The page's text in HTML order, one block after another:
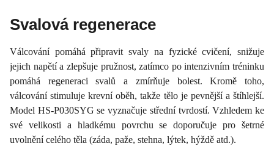
Svalová regenerace
Válcování pomáhá připravit svaly na fyzické cvičení, snižuje
jejich napětí a zlepšuje pružnost, zatímco po intenzivním tréninku
pomáhá regeneraci svalů a zmírňuje bolest. Kromě toho,
válcování stimuluje krevní oběh, takže tělo je pevnější a štíhlejší.
Model HS-P030SYG se vyznačuje střední tvrdostí. Vzhledem ke
své velikosti a hladkému povrchu se doporučuje pro šetrné
uvolnění celého těla (záda, paže, stehna, lýtek, hýždě atd.).